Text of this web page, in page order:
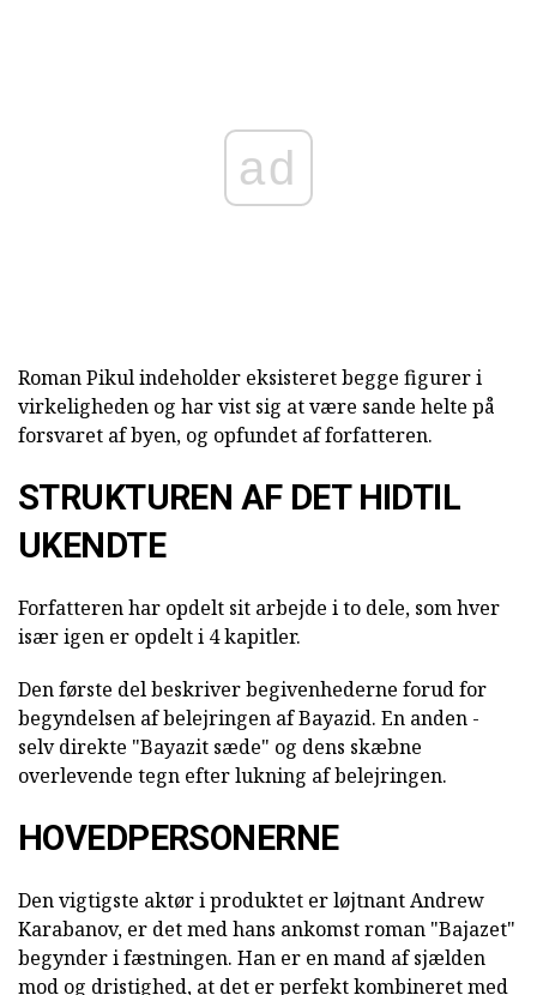
ad
Roman Pikul indeholder eksisteret begge figurer i
virkeligheden og har vist sig at være sande helte på
forsvaret af byen, og opfundet af forfatteren.
STRUKTUREN AF DET HIDTIL
UKENDTE
Forfatteren har opdelt sit arbejde i to dele, som hver
især igen er opdelt i 4 kapitler.
Den første del beskriver begivenhederne forud for
begyndelsen af belejringen af Bayazid. En anden -
selv direkte "Bayazit sæde" og dens skæbne
overlevende tegn efter lukning af belejringen.
HOVEDPERSONERNE
Den vigtigste aktør i produktet er løjtnant Andrew
Karabanov, er det med hans ankomst roman "Bajazet"
begynder i fæstningen. Han er en mand af sjælden
mod og dristighed, at det er perfekt kombineret med